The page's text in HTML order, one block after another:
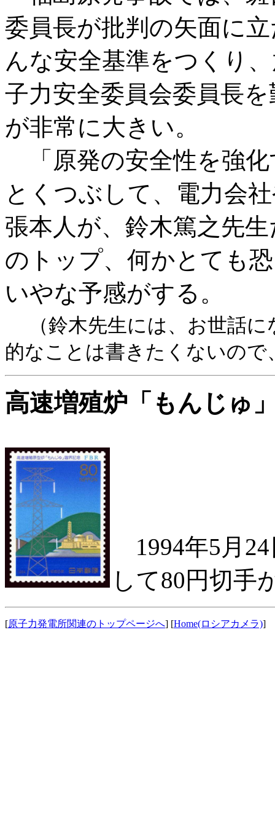
委員長が批判の矢面に
んな安全基準をつくり
子力安全委員会委員長
が非常に大きい。
「原発の安全性を強
とくつぶして、電力会
張本人が、鈴木篤之先
のトップ、何かとても
いやな予感がする。
（鈴木先生には、お世話
的なことは書きたくないの
高速増殖炉「もんじゅ
1994年5月
して80円切手
[原子力発電所関連のトップページへ] [Home(ロシアカメラ)]